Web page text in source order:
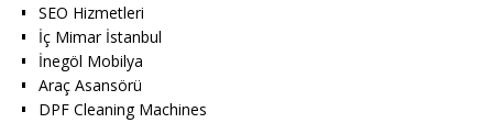
SEO Hizmetleri
İç Mimar İstanbul
İnegöl Mobilya
Araç Asansörü
DPF Cleaning Machines